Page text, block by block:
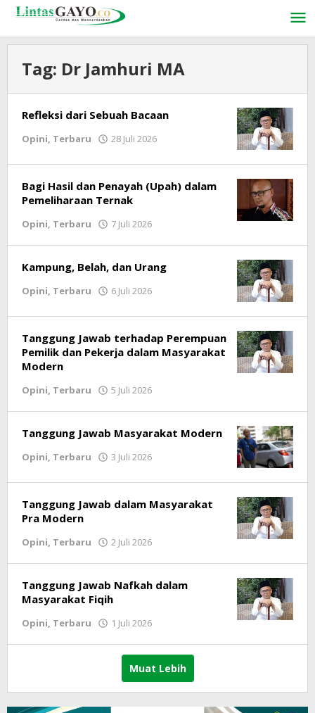
Lewati
konten
Tag: Dr Jamhuri MA
Refleksi dari Sebuah Bacaan
Opini, Terbaru 28 Juli 2026
Bagi Hasil dan Penayah (Upah) dalam
Pemeliharaan Ternak
Opini, Terbaru 7 Juli 2026
Kampung, Belah, dan Urang
Opini, Terbaru 6 Juli 2026
Tanggung Jawab terhadap Perempuan
Pemilik dan Pekerja dalam Masyarakat
Modern
Opini, Terbaru 5 Juli 2026
Tanggung Jawab Masyarakat Modern
Opini, Terbaru 3 Juli 2026
Tanggung Jawab dalam Masyarakat
Pra Modern
Opini, Terbaru 2 Juli 2026
Tanggung Jawab Nafkah dalam
Masyarakat Fiqih
Opini, Terbaru 1 Juli 2026
Muat Lebih